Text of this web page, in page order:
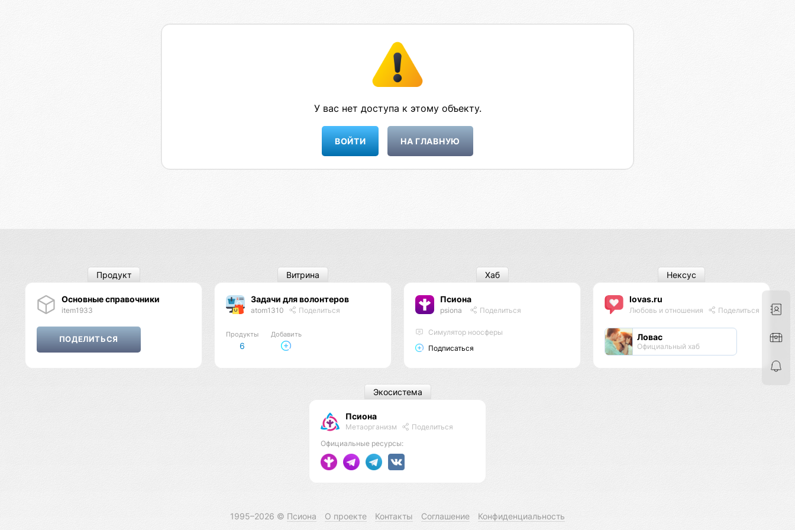
У вас нет доступа к этому объекту.
НА ГЛАВНУЮ
Основные справочники
item1933
Продукт
Задачи для волонтеров
atom1310 Поделиться
Продукты
6
Добавить
Витрина
Псиона
psiona Поделиться
Cимулятор ноосферы
Подписаться
Хаб
lovas.ru
Любовь и отношения Поделиться
Ловас
Официальный хаб
Нексус
Псиона
Метаорганизм
Поделиться
Официальные ресурсы:
Экосистема
1995–2026 © Псиона О проекте Контакты Соглашение Конфиденциальность